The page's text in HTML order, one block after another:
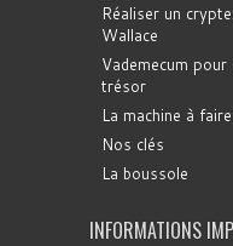
Réaliser un
Wallace
Vademecum
trésor
La machine à
Nos clés
La boussole
INFORMATIONS